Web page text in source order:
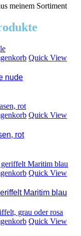
meinem Sortiment
Quick View
nude
Quick View
rot
Dieses
weist
Varianten
auf.
Die
Quick View
Maritim blau
Quick View